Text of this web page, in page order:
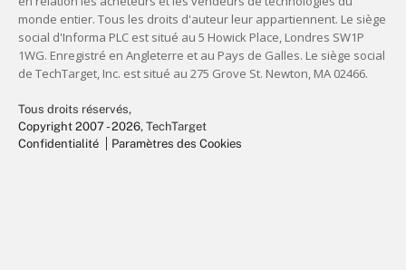
Tous droits réservés,
Copyright 2007 - 2026, TechTarget
Confidentialité
Paramètres des Cookies